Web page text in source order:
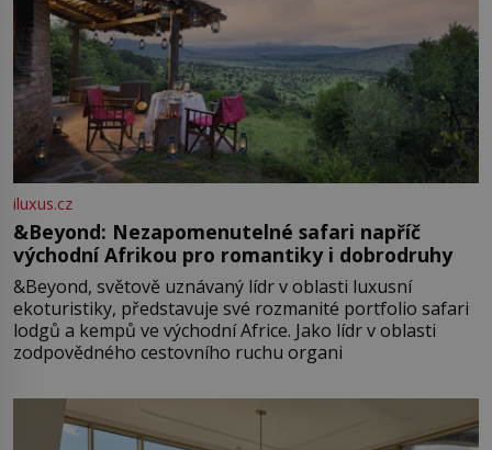
iluxus.cz
&Beyond: Nezapomenutelné safari napříč
východní Afrikou pro romantiky i dobrodruhy
&Beyond, světově uznávaný lídr v oblasti luxusní
ekoturistiky, představuje své rozmanité portfolio safari
lodgů a kempů ve východní Africe. Jako lídr v oblasti
zodpovědného cestovního ruchu organi